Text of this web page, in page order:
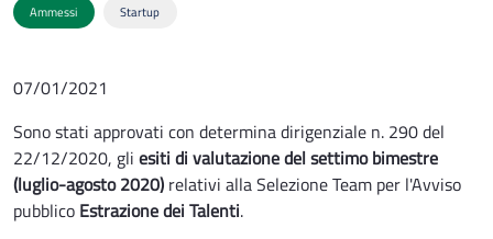
Ammessi Startup
07/01/2021
Sono stati approvati con determina dirigenziale n. 290 del
22/12/2020, gli esiti di valutazione del settimo bimestre
(luglio-agosto 2020) relativi alla Selezione Team per l'Avviso
pubblico Estrazione dei Talenti.